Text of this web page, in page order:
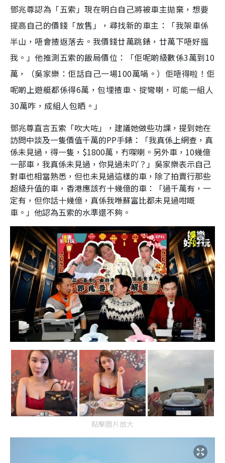
鄧兆尊認為「五索」現在明白自己將被車主拋棄，想要
提高自己的價錢「放售」，尋找新的車主：「我架車係
半山，唔會揸返落去。我價錢廿萬跳錶，廿萬下唔好搵
我。」他推測五索的飯局價位：「佢呢啲級數係3萬到10
萬，（吳家樂：佢話自己一場100萬喎。）佢唔得啦！佢
呢啲上遊艇都係得6萬，包埋揸車、掟彎喇，可能一組人
30萬咋，成組人包晒。」
鄧兆尊直言五索「吹大咗」，建議她做些功課，提到她在
訪問中談及一隻價值千萬的PP手錶：「我真係上網查，真
係未見過，得一隻，$1800萬，冇㗎喇。另外車，10幾億
一部車，我真係未見過，你見過未吖？」吳家樂表示自己
對車也相當熟悉，但也未見過這樣的車，除了拍賣行那些
超級升值的車，香港應該冇十幾億的車：「過千萬有，一
定有，但你話十幾億，真係我喺蘇富比都未見過咁嘅
車。」他認為五索的水準還不夠。
點擊圖片放大